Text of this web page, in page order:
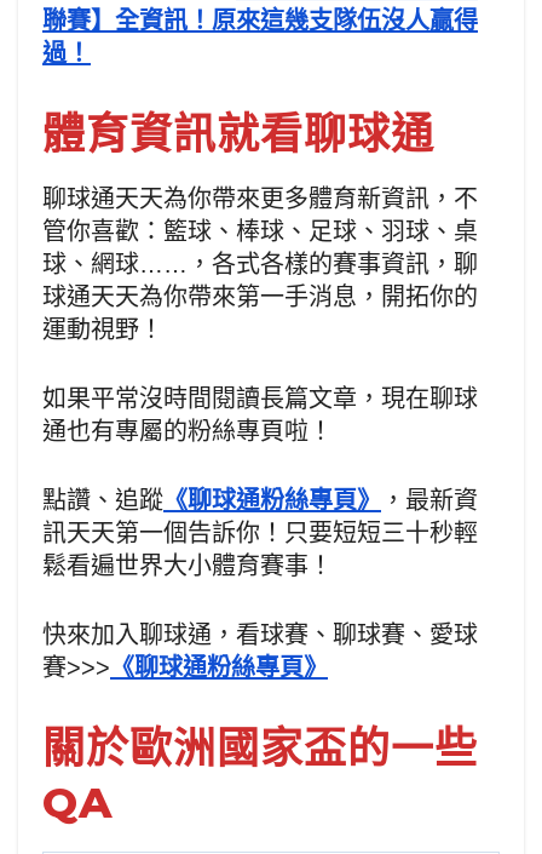
聯賽】全資訊！原來這幾支隊伍沒人贏得
過！
體育資訊就看聊球通
聊球通天天為你帶來更多體育新資訊，不
管你喜歡：籃球、棒球、足球、羽球、桌
球、網球……，各式各樣的賽事資訊，聊
球通天天為你帶來第一手消息，開拓你的
運動視野！
如果平常沒時間閱讀長篇文章，現在聊球
通也有專屬的粉絲專頁啦！
點讚、追蹤 《聊球通粉絲專頁》
，最新資
訊天天第一個告訴你！只要短短三十秒輕
鬆看遍世界大小體育賽事！
快來加入聊球通，看球賽、聊球賽、愛球
賽>>> 《聊球通粉絲專頁》
關於歐洲國家盃的一些
QA